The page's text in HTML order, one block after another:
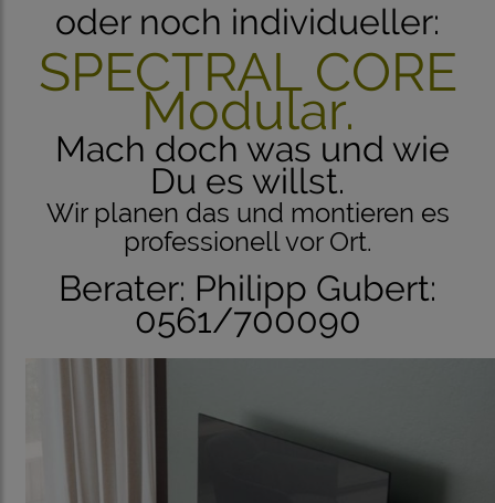
oder noch individueller:
SPECTRAL CORE
Modular.
Mach doch was und wie
Du es willst.
Wir planen das und montieren es
professionell vor Ort.
Berater: Philipp Gubert:
0561/700090